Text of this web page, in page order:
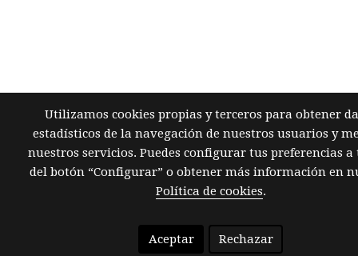
Utilizamos cookies propias y terceros para obtener
estadísticos de la navegación de nuestros usuarios y
nuestros servicios. Puedes configurar tus preferencias a
del botón “Configurar” o obtener más información en
Política de cookies.
Aceptar Rechazar